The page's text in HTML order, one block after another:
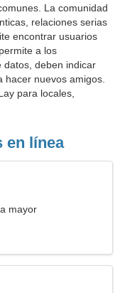
La comunidad
relaciones serias
encontrar usuarios
a los
datos, deben indicar
nuevos amigos.
para locales,
en línea
mayor